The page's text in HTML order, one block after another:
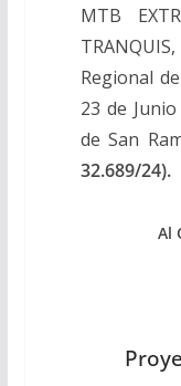
MTB
Regional
23 de
de San
32.689/24).
Al